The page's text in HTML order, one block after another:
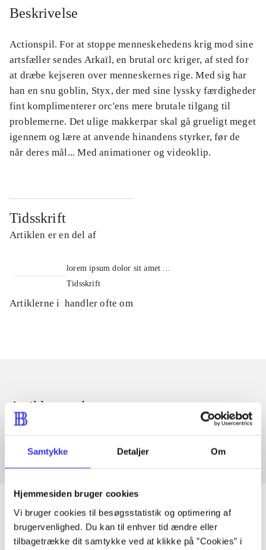
Samtykke Detaljer Om
Hjemmesiden bruger cookies
Vi bruger cookies til besøgsstatistik og optimering af
brugervenlighed. Du kan til enhver tid ændre eller
tilbagetrække dit samtykke ved at klikke på ”Cookies” i
Beskrivelse
Actionspil. For at stoppe menneskehedens krig mod sine
artsfæller sendes Arkaïl, en brutal orc kriger, af sted for
at dræbe kejseren over menneskernes rige. Med sig har
han en snu goblin, Styx, der med sine lyssky færdigheder
fint komplimenterer orc'ens mere brutale tilgang til
problemerne. Det ulige makkerpar skal gå grueligt meget
igennem og lære at anvende hinandens styrker, før de
når deres mål... Med animationer og videoklip.
Tidsskrift
Artiklen er en del af
lorem ipsum dolor sit amet ...
Tidsskrift
Artiklerne i handler ofte om
Artikler med samme emner
Fra
Artikler